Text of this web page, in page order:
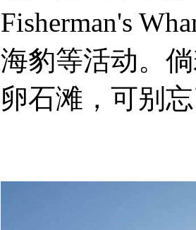
Fisherman's
海豹等活动。
卵石滩，可别